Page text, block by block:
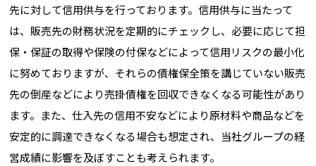
先に対して信用供与を行っております。信用供与に当たって
は、販売先の財務状況を定期的にチェックし、必要に応じて担
保・保証の取得や保険の付保などによって信用リスクの最小化
に努めておりますが、それらの債権保全策を講じていない販売
先の倒産などにより売掛債権を回収できなくなる可能性があり
ます。また、仕入先の信用不安などにより原材料や商品などを
安定的に調達できなくなる場合も想定され、当社グループの経
営成績に影響を及ぼすことも考えられます。